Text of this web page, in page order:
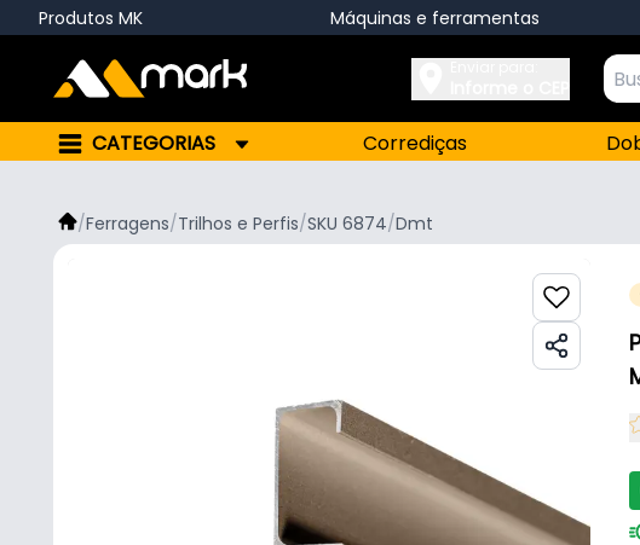
Produtos MK Máquinas e ferramentas
CATEGORIAS Corrediças
/Ferragens/Trilhos e Perfis/SKU 6874/Dmt